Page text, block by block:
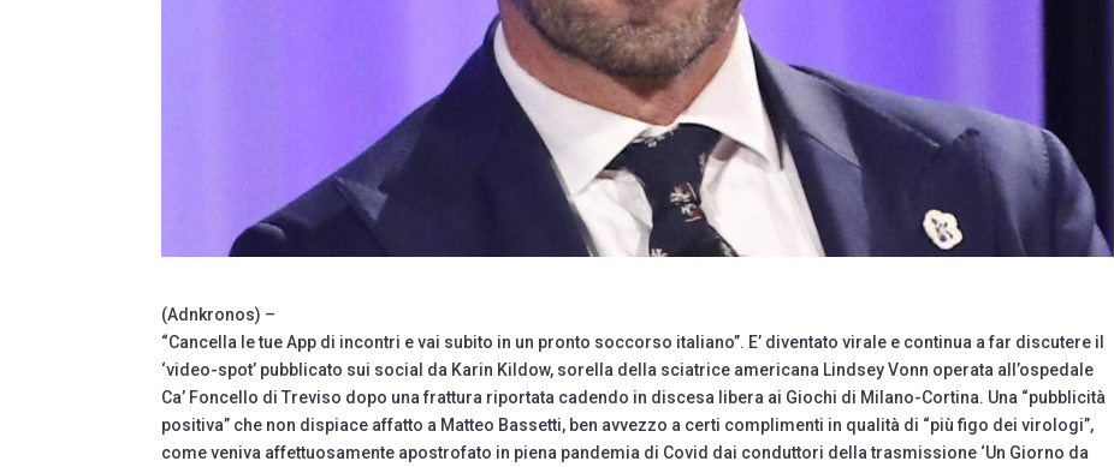
(Adnkronos) –
“Cancella le tue App di incontri e vai subito in un pronto soccorso italiano”. E’ diventato virale e continua a far discutere il
‘video-spot’ pubblicato sui social da Karin Kildow, sorella della sciatrice americana Lindsey Vonn operata all’ospedale
Ca’ Foncello di Treviso dopo una frattura riportata cadendo in discesa libera ai Giochi di Milano-Cortina. Una “pubblicità
positiva” che non dispiace affatto a Matteo Bassetti, ben avvezzo a certi complimenti in qualità di “più figo dei virologi”,
come veniva affettuosamente apostrofato in piena pandemia di Covid dai conduttori della trasmissione ‘Un Giorno da